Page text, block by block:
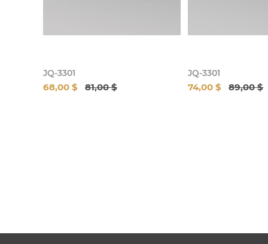
JQ-3301
68,00 $ 81,00 $
JQ-3301
74,00 $ 89,00 $